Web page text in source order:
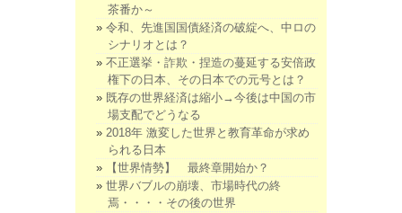
茶番か～
令和、先進国国債経済の破綻へ、中ロの
シナリオとは？
不正選挙・詐欺・捏造の蔓延する安倍政
権下の日本、その日本での元号とは？
既存の世界経済は縮小→今後は中国の市
場支配でどうなる
2018年 激変した世界と教育革命が求め
られる日本
【世界情勢】 最終章開始か？
世界バブルの崩壊、市場時代の終
焉・・・・その後の世界